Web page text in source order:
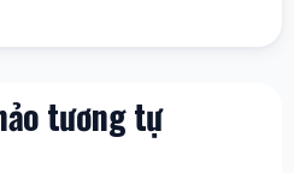
tương tự